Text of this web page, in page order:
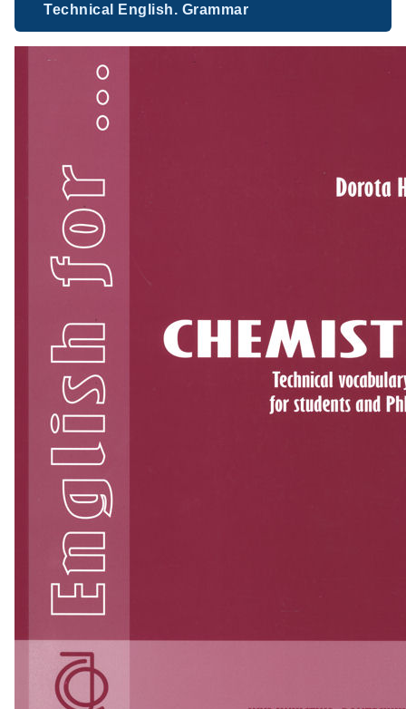
Technical English. Grammar